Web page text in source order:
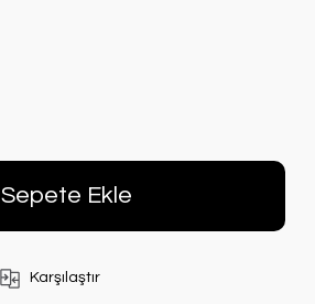
Sepete Ekle
Karşılaştır